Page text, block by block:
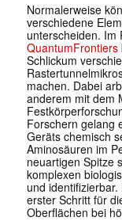
Normalerweise
verschiedene
unterscheiden. Im
QuantumFrontiers
Schlickum
machen. Dabei
anderem mit dem
Forschern gelang
Geräts chemisch
Aminosäuren im
neuartigen Spitze
komplexen
und
erster Schritt für
Oberflächen bei